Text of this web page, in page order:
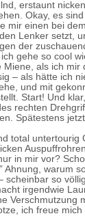
erstaunt
Okay, es
mir einen bei
Lenker setzt,
der
gehe so cool
Miene, als ich mir
– als hätte ich
und mit
Start! Und
rechten
Spätestens
total untertourig
in mir vor?
Ahnung, warum
scheinbar so
irgendwie
Verschmutzung
ich freue